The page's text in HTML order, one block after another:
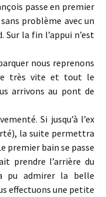
passe en premier
problème avec un
Sur la fin l’appui n’est
nous reprenons
très vite et tout le
arrivons au pont de
Si jusqu’à l’ex
la suite permettra
premier bain se passe
prendre l’arrière du
pu admirer la belle
effectuons une petite